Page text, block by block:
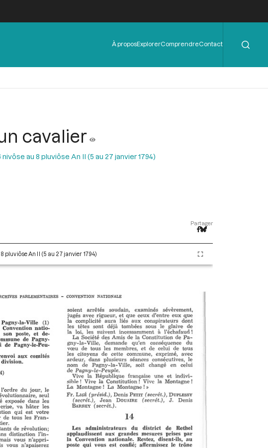
Menu
de
À proposExplorerComprendreContact
cavalier
nivôse au 8 pluviôse An II (5 au 27 janvier 1794)
Partager
pluviôse An II (5 au 27 janvier 1794)